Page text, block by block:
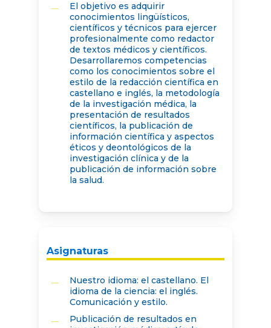
El objetivo es adquirir
conocimientos lingüísticos,
científicos y técnicos para ejercer
profesionalmente como redactor
de textos médicos y científicos.
Desarrollaremos competencias
como los conocimientos sobre el
estilo de la redacción científica en
castellano e inglés, la metodología
de la investigación médica, la
presentación de resultados
científicos, la publicación de
información científica y aspectos
éticos y deontológicos de la
investigación clínica y de la
publicación de información sobre
la salud.
Asignaturas
Nuestro idioma: el castellano. El
idioma de la ciencia: el inglés.
Comunicación y estilo.
Publicación de resultados en